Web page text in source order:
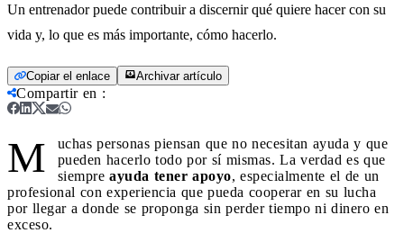
Un entrenador puede contribuir a discernir qué quiere hacer con su
vida y, lo que es más importante, cómo hacerlo.
Copiar el enlace Archivar artículo
Compartir en :
M
uchas personas piensan que no necesitan ayuda y que
pueden hacerlo todo por sí mismas. La verdad es que
siempre ayuda tener apoyo, especialmente el de un
profesional con experiencia que pueda cooperar en su lucha
por llegar a donde se proponga sin perder tiempo ni dinero en
exceso.